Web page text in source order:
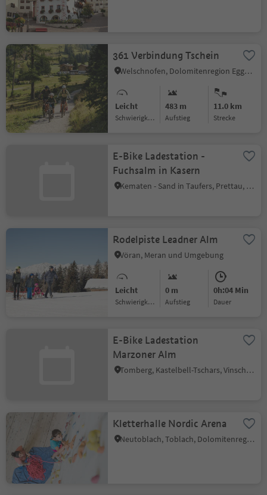
361 Verbindung Tschein
Welschnofen, Dolomitenregion Eggental
Leicht
Schwierigkeitsgrad
483 m
Aufstieg
11.0 km
Strecke
E-Bike Ladestation -
Fuchsalm in Kasern
Kematen - Sand in Taufers, Prettau, Ahrntal
Rodelpiste Leadner Alm
Vöran, Meran und Umgebung
Leicht
Schwierigkeitsgrad
0 m
Aufstieg
0h:04 Min
Dauer
E-Bike Ladestation
Marzoner Alm
Tomberg, Kastelbell-Tschars, Vinschgau
Kletterhalle Nordic Arena
Neutoblach, Toblach, Dolomitenregion 3 Zinnen